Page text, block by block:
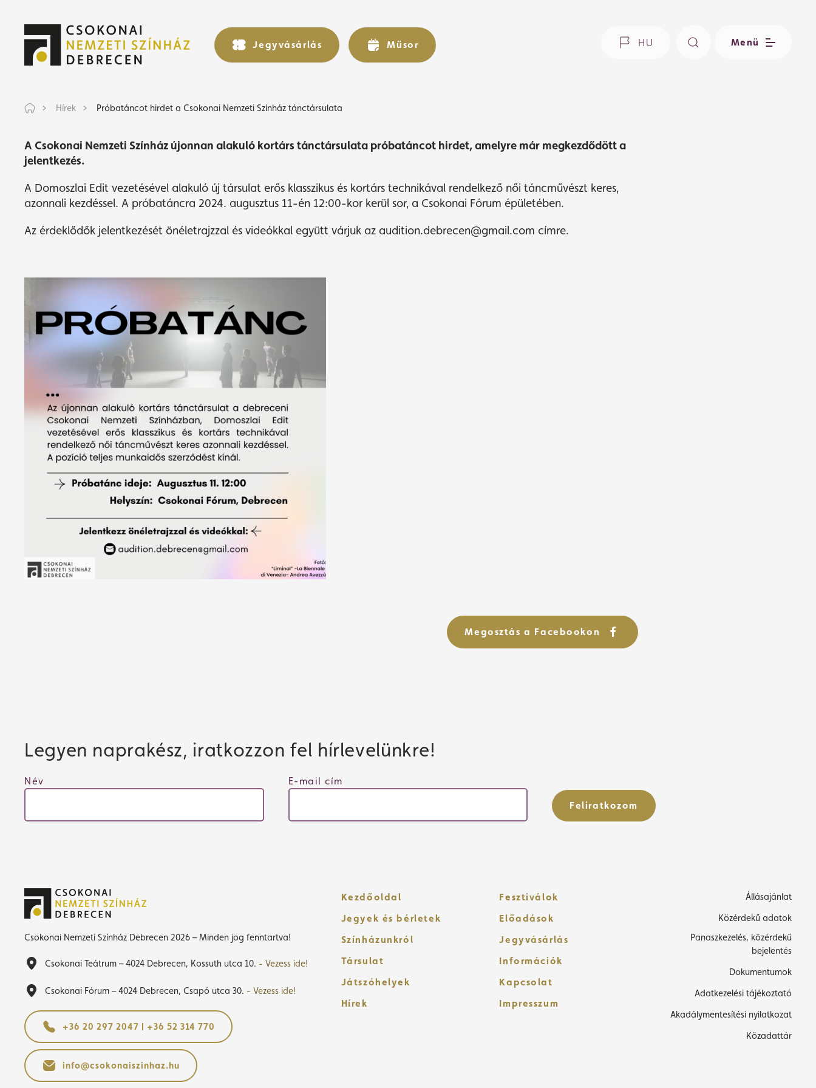
HU Menü
Jegyvásárlás Műsor
Jegyvásárlás Műsor
Próbatáncot hirdet a Csokonai Nemzeti
Színház tánctársulata
Hírek Próbatáncot hirdet a Csokonai Nemzeti Színház tánctársulata
A Csokonai Nemzeti Színház újonnan alakuló kortárs tánctársulata próbatáncot hirdet, amelyre már megkezdődött a
jelentkezés.
A Domoszlai Edit vezetésével alakuló új társulat erős klasszikus és kortárs technikával rendelkező női táncművészt keres,
azonnali kezdéssel. A próbatáncra 2024. augusztus 11-én 12:00-kor kerül sor, a Csokonai Fórum épületében.
Az érdeklődők jelentkezését önéletrajzzal és videókkal együtt várjuk az audition.debrecen@gmail.com címre.
Megosztás a Facebookon
Legyen naprakész, iratkozzon fel hírlevelünkre!
Név E-mail cím
Feliratkozom
Csokonai Nemzeti Színház Debrecen 2026 – Minden jog fenntartva!
Csokonai Teátrum – 4024 Debrecen, Kossuth utca 10. - Vezess ide!
Csokonai Fórum – 4024 Debrecen, Csapó utca 30. - Vezess ide!
+36 20 297 2047 | +36 52 314 770
info@csokonaiszinhaz.hu
Kezdőoldal
Jegyek és bérletek
Színházunkról
Társulat
Játszóhelyek
Hírek
Fesztiválok
Előadások
Jegyvásárlás
Információk
Kapcsolat
Impresszum
Állásajánlat
Közérdekű adatok
Panaszkezelés, közérdekű
bejelentés
Dokumentumok
Adatkezelési tájékoztató
Akadálymentesítési nyilatkozat
Közadattár